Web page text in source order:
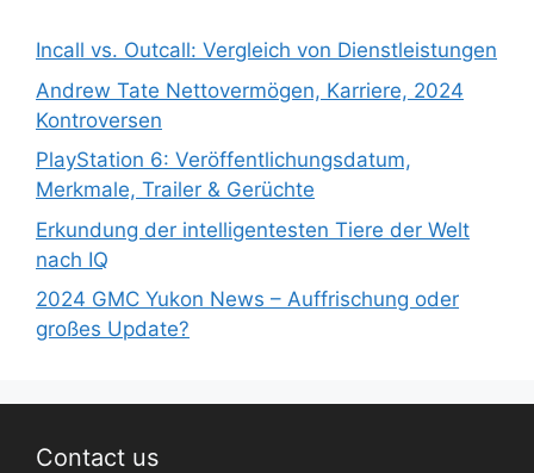
Incall vs. Outcall: Vergleich von Dienstleistungen
Andrew Tate Nettovermögen, Karriere, 2024
Kontroversen
PlayStation 6: Veröffentlichungsdatum,
Merkmale, Trailer & Gerüchte
Erkundung der intelligentesten Tiere der Welt
nach IQ
2024 GMC Yukon News – Auffrischung oder
großes Update?
Contact us